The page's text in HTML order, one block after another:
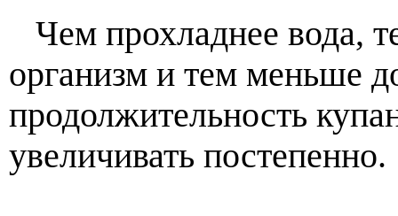
Чем прохладнее вода,
организм и тем меньше
продолжительность
увеличивать постепенно.